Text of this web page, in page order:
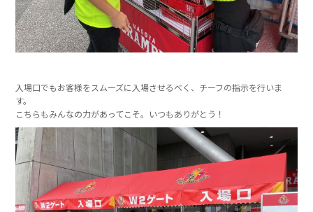
入場口でもお客様をスムーズに入場させるべく、チーフの指示を行いま
す。
こちらもみんなの力があってこそ。いつもありがとう！